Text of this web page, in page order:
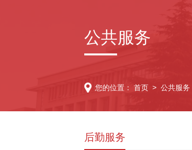
公共服务
您的位置： 首页 > 公共服务
后勤服务